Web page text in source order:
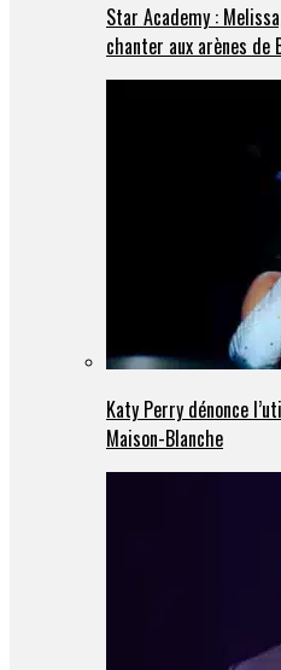
Star Academy :
chanter aux arènes de
Katy Perry dénonce
Maison-Blanche